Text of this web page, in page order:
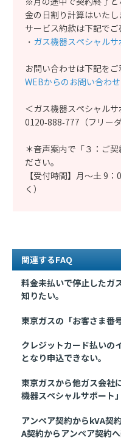
金の日割り計算はいたし
サービス約款は下記でご
・ ガス機器スペシャル
お問い合わせは下記をご
WEBからのお問い合わ
＜ガス機器スペシャル
0120-888-777（フリーダ
＊音声案内で「３：ご
ださい。
【受付時間】月～土 9
く）
関連するFAQ
料金未払いで停止したガ
知りたい。
東京ガスの「お客さま番
クレジットカード払いの
となり申込できない。
東京ガスから他ガス会社
機器スペシャルサポート
アンペア契約からkVA契
A契約からアンペア契約